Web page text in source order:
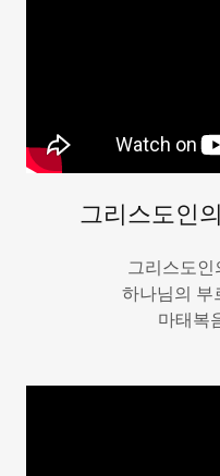
그리스도인
그리스도인
하나님의 부
마태복